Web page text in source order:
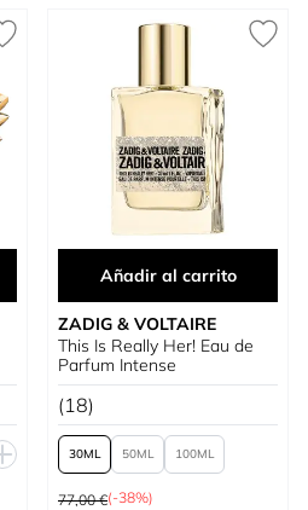
Añadir al carrito
ZADIG & VOLTAIRE
This Is Really Her! Eau de
Parfum Intense
(18)
30 50 100
Precio habitual
77,00 €(-38%)